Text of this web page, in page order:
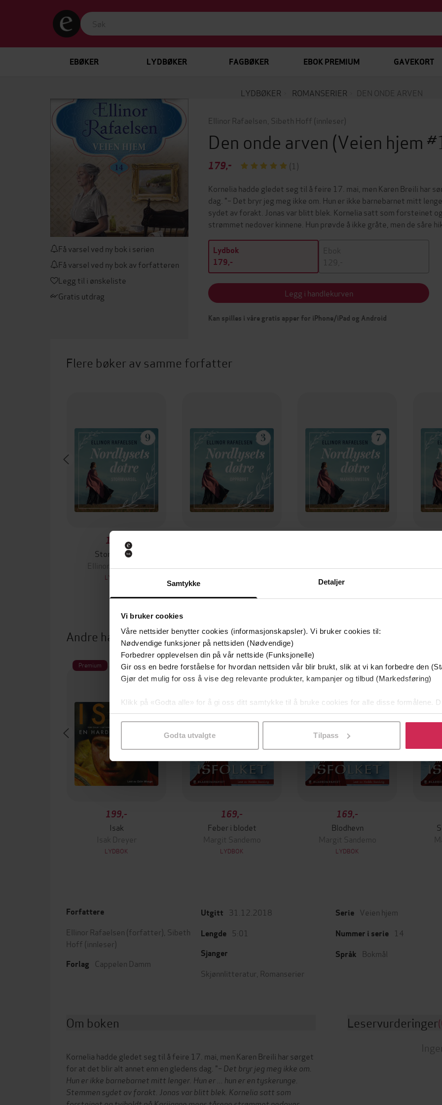
Samtykke Detaljer
Vi bruker cookies
Våre nettsider benytter cookies (informasjonskapsler). Vi bruker cookies til:
Nødvendige funksjoner på nettsiden (Nødvendige)
Forbedrer opplevelsen din på vår nettside (Funksjonelle)
Gir oss en bedre forståelse for hvordan nettsiden vår blir brukt, slik at vi kan forbedre den
Gjør det mulig for oss å vise deg relevante produkter, kampanjer og tilbud (Markedsføring)
Klikk på «Godta alle» for å gi oss ditt samtykke til å bruke cookies for alle disse formålene.
samtykke til spesifikke formål ved å klikke på «Tilpass». Du kan når som helst trekke
Godta utvalgte Tilpass
EBØKER LYDBØKER FAGBØKER EBOK PREMIUM GAVEKORT
LYDBØKER ROMANSERIER DEN ONDE ARVEN
Få varsel ved ny bok i serien
Få varsel ved ny bok av forfatteren
Legg til i ønskeliste
Gratis utdrag
Ellinor Rafaelsen Sibeth Hoff (innleser)
Den onde arven (Veien hjem
179,-
(1)
Kornelia hadde gledet seg til å feire 17. mai, men Karen Breili har
dag. "– Det bryr jeg meg ikke om. Hun er ikke barnebarnet mitt
sydet av forakt. Jonas var blitt blek. Kornelia satt som forsteinet
strømmet nedover kinnene. Hun prøvde å ikke gråte, men de såre
Lydbok
179,-
Ebok
129,-
Legg i handlekurven
Kan spilles i våre gratis apper for iPhone/iPad og Android
Flere bøker av samme forfatter
179,-
Stormvarsel
Ellinor Rafaelsen
LYDBOK
Andre har også kjøpt
Premium
199,-
Isak
Isak Dreyer
LYDBOK
Premium
169,-
Feber i blodet
Margit Sandemo
LYDBOK
Premium
169,-
Blodhevn
Margit Sandemo
LYDBOK
Forfattere
Ellinor Rafaelsen (forfatter), Sibeth
Hoff (innleser)
Forlag Cappelen Damm
Utgitt 31.12.2018
Lengde 5:01
Sjanger
Skjønnlitteratur Romanserier
Serie Veien hjem
Nummer i serie 14
Språk Bokmål
Om boken
Kornelia hadde gledet seg til å feire 17. mai, men Karen Breili har sørget
for at det blir alt annet enn en gledens dag. "– Det bryr jeg meg ikke om.
Hun er ikke barnebarnet mitt lenger. Hun er ... hun er en tyskerunge.
Stemmen sydet av forakt. Jonas var blitt blek. Kornelia satt som
Leservurderinger